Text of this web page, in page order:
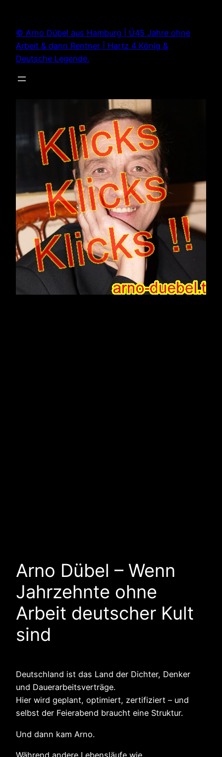
springen
© Arno Dübel aus Hamburg | Ü45 Jahre ohne
Arbeit & dann Rentner | Hartz 4 König &
Deutsche Legende.
Arno Dübel – Wenn
Jahrzehnte ohne
Arbeit deutscher Kult
sind
Deutschland ist das Land der Dichter, Denker
und Dauerarbeitsverträge.
Hier wird geplant, optimiert, zertifiziert – und
selbst der Feierabend braucht eine Struktur.
Und dann kam Arno.
Während andere Lebensläufe wie